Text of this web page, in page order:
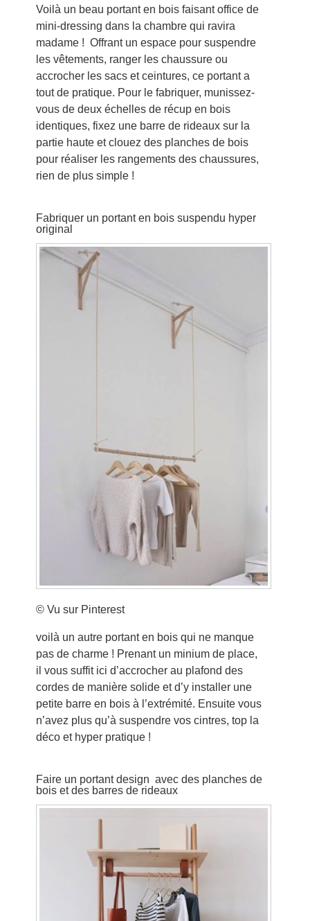
Voilà un beau portant en bois faisant office de
mini-dressing dans la chambre qui ravira
madame ! Offrant un espace pour suspendre
les vêtements, ranger les chaussure ou
accrocher les sacs et ceintures, ce portant a
tout de pratique. Pour le fabriquer, munissez-
vous de deux échelles de récup en bois
identiques, fixez une barre de rideaux sur la
partie haute et clouez des planches de bois
pour réaliser les rangements des chaussures,
rien de plus simple !
Fabriquer un portant en bois suspendu hyper
original
© Vu sur Pinterest
voilà un autre portant en bois qui ne manque
pas de charme ! Prenant un minium de place,
il vous suffit ici d’accrocher au plafond des
cordes de manière solide et d’y installer une
petite barre en bois à l’extrémité. Ensuite vous
n’avez plus qu’à suspendre vos cintres, top la
déco et hyper pratique !
Faire un portant design avec des planches de
bois et des barres de rideaux